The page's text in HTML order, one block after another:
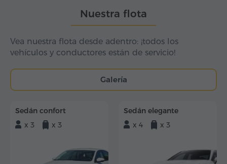
Nuestra flota
Vea nuestra flota desde adentro: ¡todos los
vehículos y conductores están de servicio!
Galería
Sedán confort
x 3
x 3
Sedán elegante
x 4
x 3